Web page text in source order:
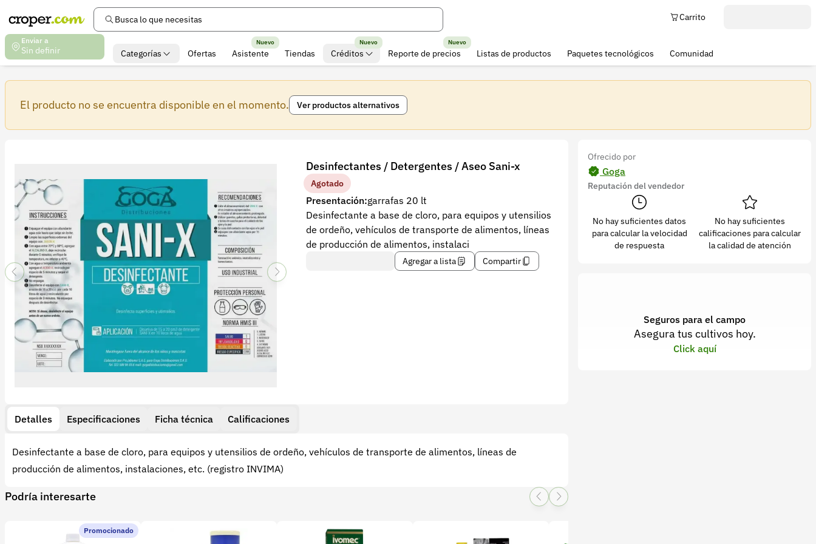
Busca lo que necesitas
Enviar a
Sin definir
Carrito
Categorías Ofertas Asistente
Nuevo
Tiendas Créditos
Nuevo
Reporte de precios
Nuevo
Listas de productos Paquetes tecnológicos Comunidad
El producto no se encuentra disponible en el momento. Ver productos alternativos
Desinfectantes / Detergentes / Aseo Sani-x
Agotado
Presentación:garrafas 20 lt
Desinfectante a base de cloro, para equipos y utensilios
de ordeño, vehículos de transporte de alimentos, líneas
de producción de alimentos, instalaci
Agregar a lista Compartir
Detalles Especificaciones Ficha técnica Calificaciones
Desinfectante a base de cloro, para equipos y utensilios de ordeño, vehículos de transporte de alimentos, líneas de
producción de alimentos, instalaciones, etc. (registro INVIMA)
Podría interesarte
Promocionado
Ofrecido por
Goga
Reputación del vendedor
No hay suficientes datos
para calcular la velocidad
de respuesta
No hay suficientes
calificaciones para calcular
la calidad de atención
Seguros para el campo
Asegura tus cultivos hoy.
Click aquí